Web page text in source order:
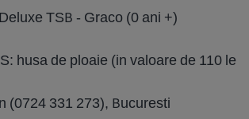
TSB - Graco (0 ani +)
husa de ploaie (in valoare de 110
(0724 331 273), Bucuresti